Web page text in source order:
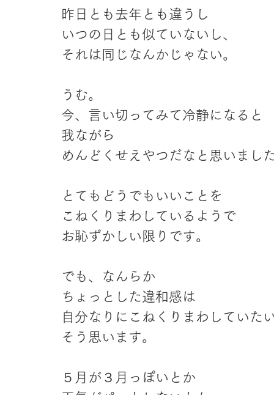
昨日とも去年とも違うし
いつの日とも似ていないし、
それは同じなんかじゃない。
うむ。
今、言い切ってみて冷静になると
我ながら
めんどくせえやつだなと思いまし
とてもどうでもいいことを
こねくりまわしているようで
お恥ずかしい限りです。
でも、なんらか
ちょっとした違和感は
自分なりにこねくりまわしていた
そう思います。
５月が３月っぽいとか